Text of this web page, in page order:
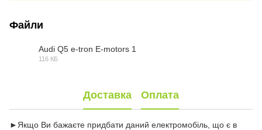
Файли
Audi Q5 e-tron E-motors 1
116 КБ
Доставка Оплата
►Якщо Ви бажаєте придбати даний електромобіль, що є в